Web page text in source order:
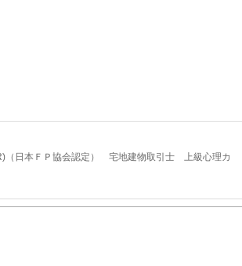
（日本ＦＰ協会認定） 宅地建物取引士 上級心理カ
。セミナーを行うときに、大事にしていることは